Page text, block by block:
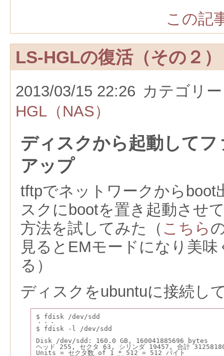
この記
LS-HGLの復活（その２）
2013/03/15 22:26 カテゴリ
HGL（NAS）
ディスクから起動して
アップ
tftpでネットワークからboot
スクにbootを置き起動させ
方法を試してみた（ こちら
見るとEMモードになり美
る）
ディスクをubuntuに接続し
$ fdisk /dev/sdd
・・・
$ fdisk -l /dev/sdd
Disk /dev/sdd: 160.0 GB, 160041885696 bytes
ヘッド 255, セクタ 63, シリンダ 19457, 合計
Units = セクタ数 of 1 * 512 = 512 バイト